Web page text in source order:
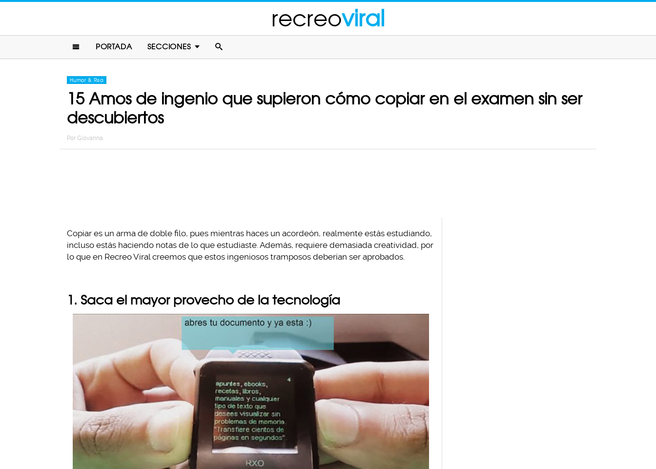
recreoviral
PORTADA SECCIONES
Humor & Risa
15 Amos de ingenio que supieron cómo copiar en el examen sin ser
descubiertos
Por Giovanna
Copiar es un arma de doble filo, pues mientras haces un acordeón, realmente estás estudiando,
incluso estás haciendo notas de lo que estudiaste. Además, requiere demasiada creatividad, por
lo que en Recreo Viral creemos que estos ingeniosos tramposos deberían ser aprobados.
1. Saca el mayor provecho de la tecnología